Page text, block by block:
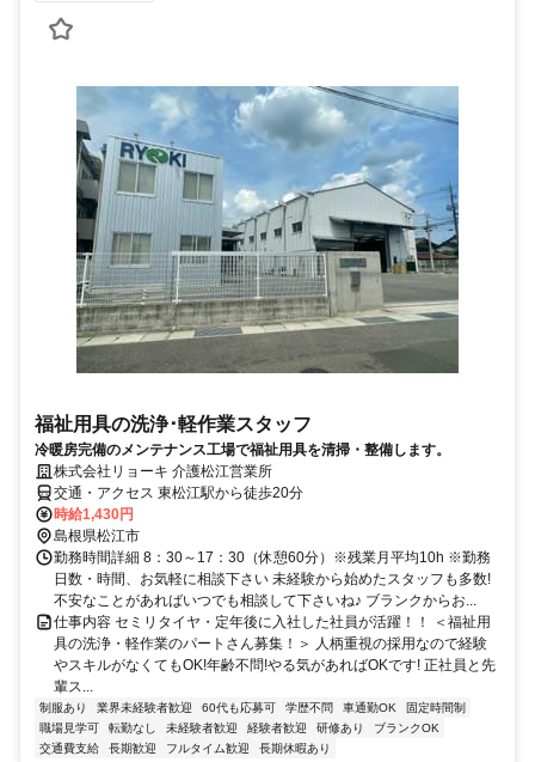
福祉用具の洗浄･軽作業スタッフ
冷暖房完備のメンテナンス工場で福祉用具を清掃・整備します。
株式会社リョーキ 介護松江営業所
交通・アクセス 東松江駅から徒歩20分
時給1,430円
島根県松江市
勤務時間詳細 8：30～17：30（休憩60分）※残業月平均10h ※勤務
日数・時間、お気軽に相談下さい 未経験から始めたスタッフも多数!
不安なことがあればいつでも相談して下さいね♪ ブランクからお...
仕事内容 セミリタイヤ・定年後に入社した社員が活躍！！ ＜福祉用
具の洗浄・軽作業のパートさん募集！＞ 人柄重視の採用なので経験
やスキルがなくてもOK!年齢不問!やる気があればOKです! 正社員と先
輩ス...
制服あり 業界未経験者歓迎 60代も応募可 学歴不問 車通勤OK
固定時間制
職場見学可
転勤なし 未経験者歓迎 経験者歓迎 研修あり
ブランクOK
交通費支給
長期歓迎 フルタイム歓迎 長期休暇あり